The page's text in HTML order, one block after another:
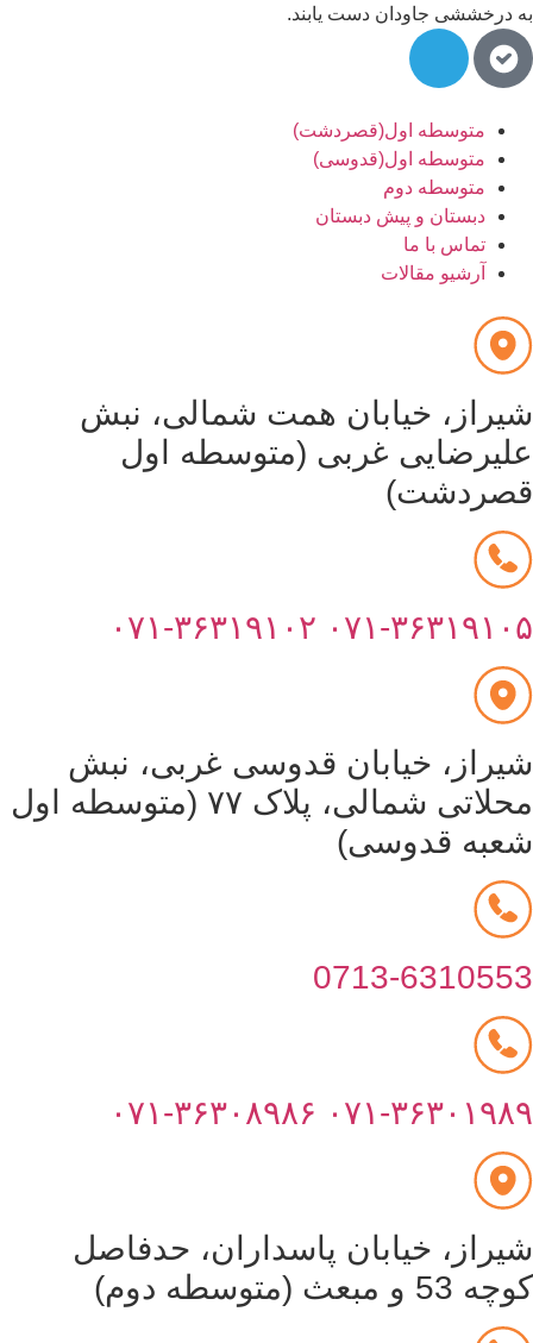
به درخششی جاودان دست یابند.
متوسطه اول(قصردشت)
متوسطه اول(قدوسی)
متوسطه دوم
دبستان و پیش دبستان
تماس با ما
آرشیو مقالات
شیراز، خیابان همت شمالی، نبش
علیرضایی غربی (متوسطه اول
قصردشت)
۰۷۱-۳۶۳۱۹۱۰۵ ۰۷۱-۳۶۳۱۹۱۰۲
شیراز، خیابان قدوسی غربی، نبش
محلاتی شمالی، پلاک ۷۷ (متوسطه اول
شعبه قدوسی)
0713-6310553
۰۷۱-۳۶۳۰۱۹۸۹ ۰۷۱-۳۶۳۰۸۹۸۶
شیراز، خیابان پاسداران، حدفاصل
کوچه 53 و مبعث (متوسطه دوم)
سلام به شما :)
چطور میتونم کمکتون کنم؟
با چه شماره ای میتونم در ارتباط باشم؟
شهریه مدارس چقدر هست؟